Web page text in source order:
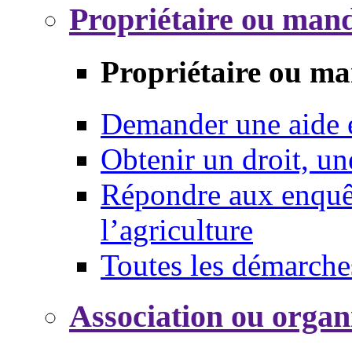
Propriétaire ou
Propriétaire ou
Demander une aide
Obtenir un droit,
Répondre aux
l’agriculture
Toutes les
Association ou